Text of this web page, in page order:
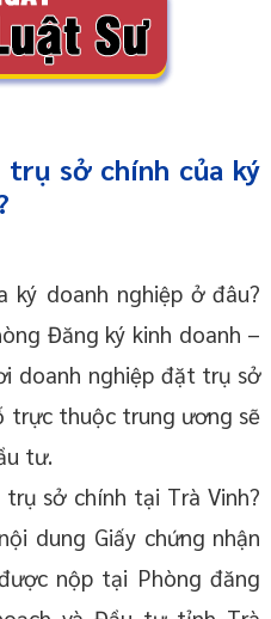
sở chính của ký
ký doanh nghiệp ở đâu?
Đăng ký kinh doanh –
doanh nghiệp đặt trụ sở
trực thuộc trung ương sẽ
tư.
sở chính tại Trà Vinh?
dung Giấy chứng nhận
nộp tại Phòng đăng